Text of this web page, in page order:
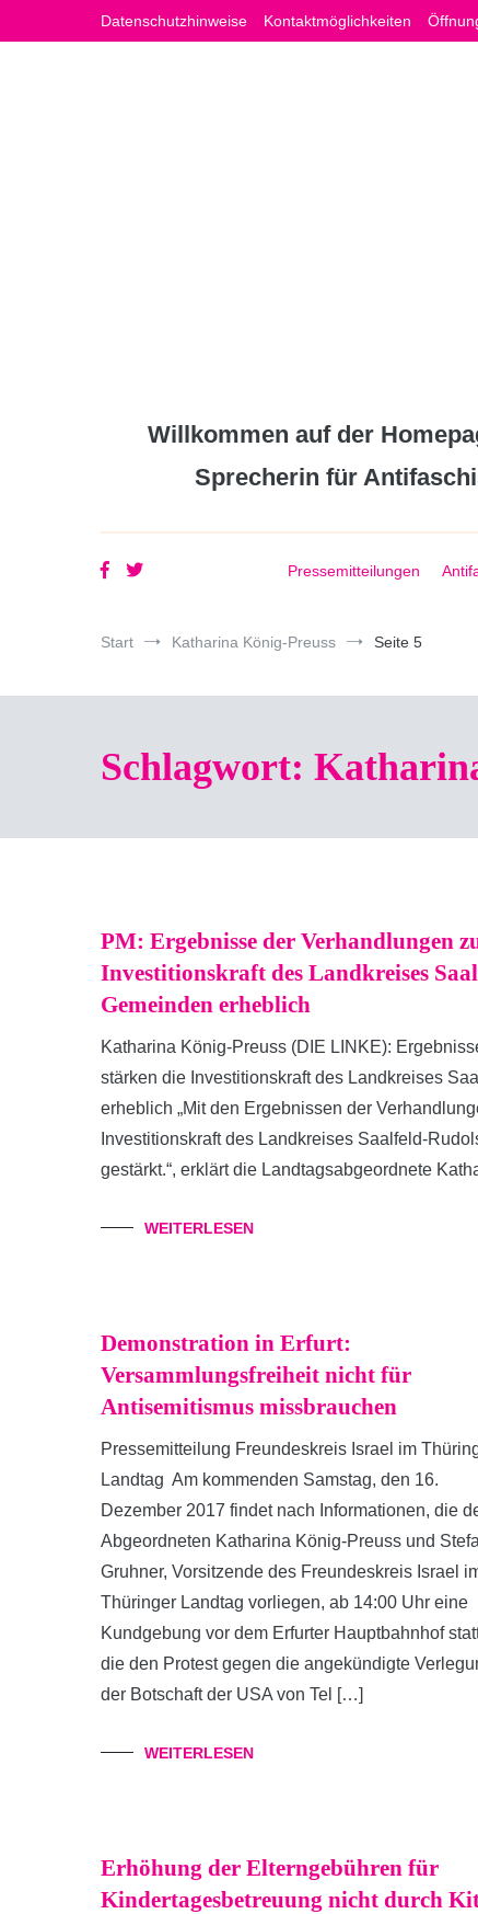
springen
Datenschutzhinweise Kontaktmöglichkeiten
Willkommen auf der
Sprecherin für
Pressemitteilungen
Start Katharina König-Preuss Seite 5
Schlagwort:
PM: Ergebnisse der Verhandlungen
Investitionskraft des Landkreises
Gemeinden erheblich
Katharina König-Preuss (DIE LINKE):
stärken die Investitionskraft des Landkreises
erheblich „Mit den Ergebnissen der
Investitionskraft des Landkreises Saalfeld-
gestärkt.“, erklärt die Landtagsabgeordnete
WEITERLESEN
Demonstration in Erfurt:
Versammlungsfreiheit nicht für
Antisemitismus missbrauchen
Pressemitteilung Freundeskreis Israel im
Landtag Am kommenden Samstag, den 16.
Dezember 2017 findet nach Informationen, die
Abgeordneten Katharina König-Preuss und
Gruhner, Vorsitzende des Freundeskreis Israel
Thüringer Landtag vorliegen, ab 14:00 Uhr eine
Kundgebung vor dem Erfurter Hauptbahnhof
die den Protest gegen die angekündigte
der Botschaft der USA von Tel […]
WEITERLESEN
Erhöhung der Elterngebühren für
Kindertagesbetreuung nicht durch